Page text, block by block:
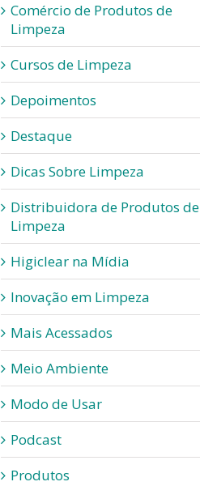
3
vantagens
da limpeza
na sua
diferença
limpeza,
e
Comércio de Produtos de
Limpeza
Cursos de Limpeza
Depoimentos
Destaque
Dicas Sobre Limpeza
Distribuidora de Produtos de
Limpeza
Higiclear na Mídia
Inovação em Limpeza
Mais Acessados
Meio Ambiente
Modo de Usar
Podcast
Produtos